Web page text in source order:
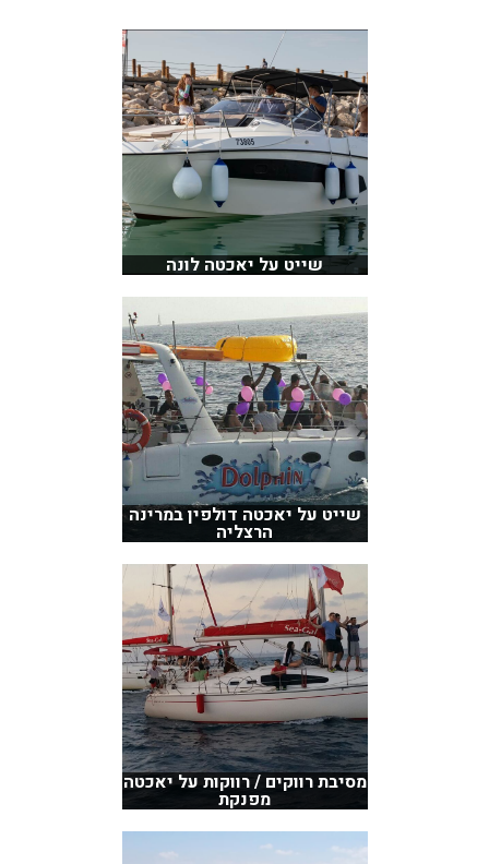
שייט על יאכטה לונה
שייט על יאכטה דולפין במרינה
הרצליה
מסיבת רווקים / רווקות על יאכטה
מפנקת